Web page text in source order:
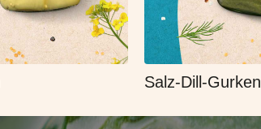
Salz-Dill-Gurken